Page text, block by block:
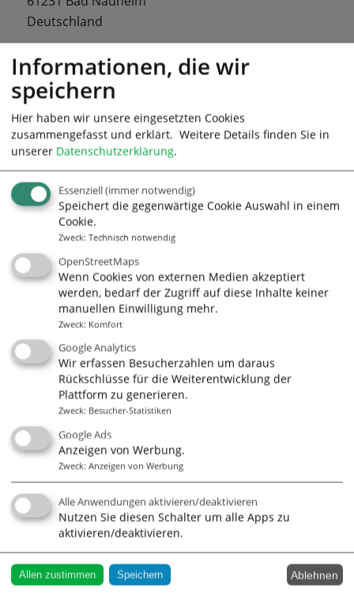
Deutschland
Telefon: 015123511276
Kontakt
alleCoaches - Das
Informationen, die wir
speichern
Hier haben wir unsere eingesetzten Cookies
zusammengefasst und erklärt. Weitere Details finden Sie in
unserer Datenschutzerklärung.
Essenziell(immer notwendig)
Speichert die gegenwärtige Cookie Auswahl in einem
Cookie.
Zweck: Technisch notwendig
OpenStreetMaps
Wenn Cookies von externen Medien akzeptiert
werden, bedarf der Zugriff auf diese Inhalte keiner
manuellen Einwilligung mehr.
Zweck: Komfort
Google Analytics
Wir erfassen Besucherzahlen um daraus
Rückschlüsse für die Weiterentwicklung der
Plattform zu generieren.
Zweck: Besucher-Statistiken
Google Ads
Anzeigen von Werbung.
Zweck: Anzeigen von Werbung
Alle Anwendungen aktivieren/deaktivieren
Nutzen Sie diesen Schalter um alle Apps zu
aktivieren/deaktivieren.
Allen zustimmen Speichern Ablehnen